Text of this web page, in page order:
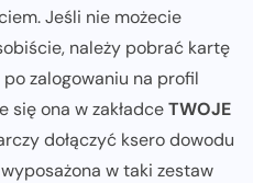
Jeśli nie możecie
należy pobrać kartę
zalogowaniu na profil
się ona w zakładceTWOJE
dołączyć ksero dowodu
w taki zestaw